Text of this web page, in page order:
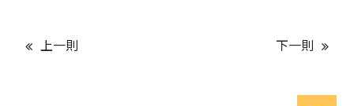
上一則 下一則